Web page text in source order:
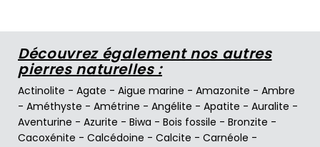
Découvrez également nos autres
pierres naturelles :
Actinolite - Agate - Aigue marine - Amazonite - Ambre
- Améthyste - Amétrine - Angélite - Apatite - Auralite -
Aventurine - Azurite - Biwa - Bois fossile - Bronzite -
Cacoxénite - Calcédoine - Calcite - Carnéole -